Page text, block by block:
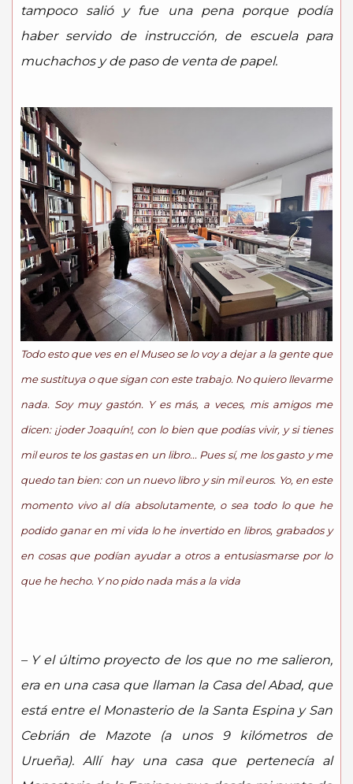
tampoco salió y fue una pena porque podía
haber servido de instrucción, de escuela para
muchachos y de paso de venta de papel.
Todo esto que ves en el Museo se lo voy a dejar a la gente que
me sustituya o que sigan con este trabajo. No quiero llevarme
nada. Soy muy gastón. Y es más, a veces, mis amigos me
dicen: ¡joder Joaquín!, con lo bien que podías vivir, y si tienes
mil euros te los gastas en un libro... Pues sí, me los gasto y me
quedo tan bien: con un nuevo libro y sin mil euros. Yo, en este
momento vivo al día absolutamente, o sea todo lo que he
podido ganar en mi vida lo he invertido en libros, grabados y
en cosas que podían ayudar a otros a entusiasmarse por lo
que he hecho. Y no pido nada más a la vida
– Y el último proyecto de los que no me salieron,
era en una casa que llaman la Casa del Abad, que
está entre el Monasterio de la Santa Espina y San
Cebrián de Mazote (a unos 9 kilómetros de
Urueña). Allí hay una casa que pertenecía al